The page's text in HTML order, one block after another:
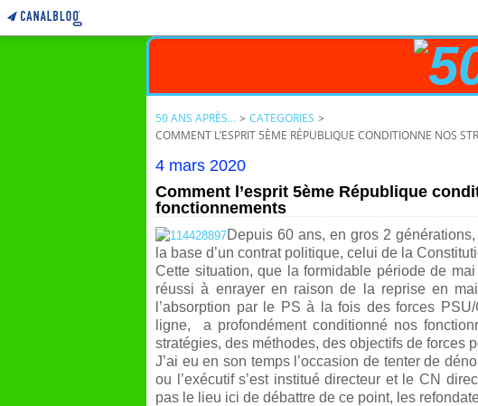
50 ANS APRÈS... > CATEGORIES >
COMMENT L’ESPRIT 5ÈME RÉPUBLIQUE CONDITIONNE NOS
4 mars 2020
Comment l’esprit 5ème République
fonctionnements
Depuis 60 ans, en gros 2
la base d’un contrat politique, celui de la
Cette situation, que la formidable période de
réussi à enrayer en raison de la reprise en
l’absorption par le PS à la fois des forces
ligne, a profondément conditionné nos
stratégies, des méthodes, des objectifs de forces
J’ai eu en son temps l’occasion de tenter de
ou l’exécutif s’est institué directeur et le CN
pas le lieu ici de débattre de ce point, les